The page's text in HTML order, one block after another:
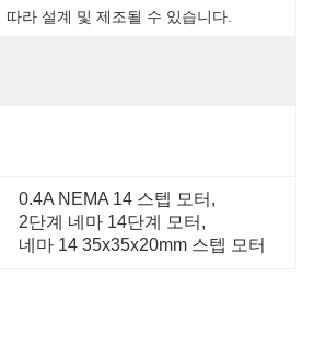
따라 설계 및 제조될 수 있습니다.
0.4A NEMA 14 스텝 모터 ,
2단계 네마 14단계 모터 ,
네마 14 35x35x20mm 스텝 모터